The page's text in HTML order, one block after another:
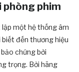
phim
một hệ thống âm
đến thương hiệu
chứng bởi
trọng. Bởi hãng